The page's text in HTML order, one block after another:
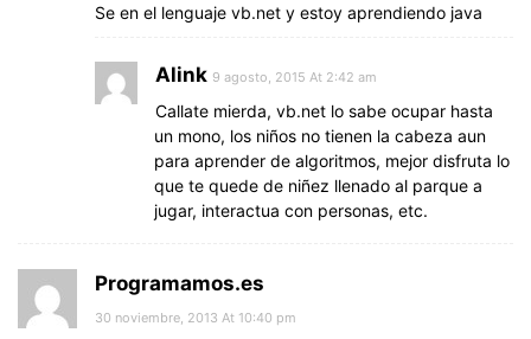
Se en el lenguaje vb.net y estoy aprendiendo java
Alink 9 agosto, 2015 At 2:42 am
Callate mierda, vb.net lo sabe ocupar hasta
un mono, los niños no tienen la cabeza aun
para aprender de algoritmos, mejor disfruta lo
que te quede de niñez llenado al parque a
jugar, interactua con personas, etc.
Programamos.es
30 noviembre, 2013 At 10:40 pm